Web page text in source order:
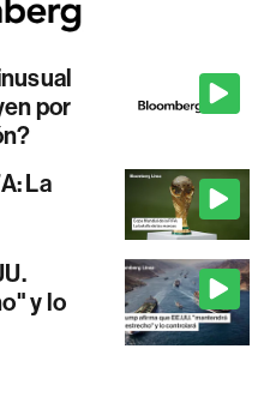
por
La
y lo